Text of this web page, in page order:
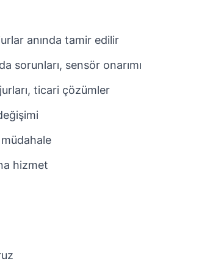
anında tamir edilir
sorunları, sensör onarımı
ticari çözümler
hizmet